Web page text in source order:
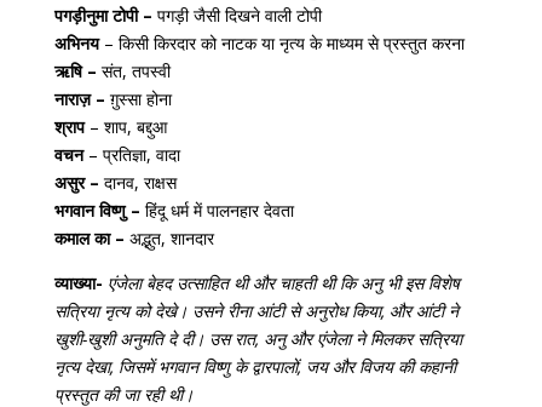
पगड़ीनुमा टोपी – पगड़ी जैसी दिखने वाली टोपी
अभिनय– किसी किरदार को नाटक या नृत्य के माध्यम से प्रस्तुत करना
ऋषि – संत, तपस्वी
नाराज़ – ग़ुस्सा होना
श्राप– शाप, बद्दुआ
वचन– प्रतिज्ञा, वादा
असुर – दानव, राक्षस
भगवान विष्णु – हिंदू धर्म में पालनहार देवता
कमाल का – अद्भुत, शानदार
व्याख्या- एंजेला बेहद उत्साहित थी और चाहती थी कि अनु भी इस विशेष
सत्रिया नृत्य को देखे। उसने रीना आंटी से अनुरोध किया, और आंटी ने
खुशी-खुशी अनुमति दे दी। उस रात, अनु और एंजेला ने मिलकर सत्रिया
नृत्य देखा, जिसमें भगवान विष्णु के द्वारपालों, जय और विजय की कहानी
प्रस्तुत की जा रही थी।